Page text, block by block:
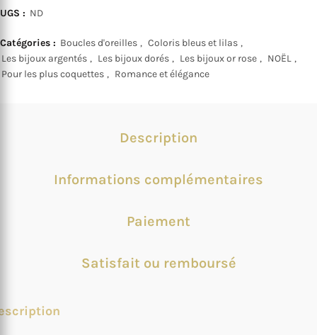
UGS : ND
Catégories : Boucles d'oreilles , Coloris bleus et lilas ,
Les bijoux argentés , Les bijoux dorés , Les bijoux or rose , NOËL ,
Pour les plus coquettes , Romance et élégance
Description
Informations complémentaires
Paiement
Satisfait ou remboursé